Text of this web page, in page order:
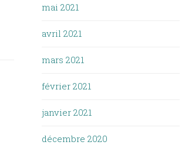
mai 2021
avril 2021
mars 2021
février 2021
janvier 2021
décembre 2020